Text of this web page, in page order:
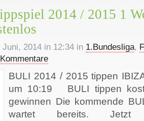
2014 / 2015 1
2014 in 12:34 in 1.Bundesliga,
BULI 2014 / 2015 tippen
um 10:19 BULI tippen
gewinnen Die kommende
wartet bereits. Jetzt